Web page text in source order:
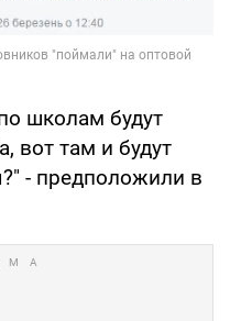
школам будут
вот там и будут
- предположили в